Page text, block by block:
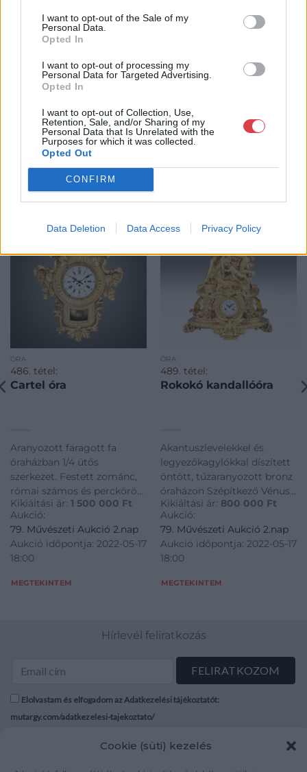
I want to opt-out of the Sale of my
Personal Data.
Opted In
I want to opt-out of processing my
Personal Data for Targeted Advertising.
Opted In
I want to opt-out of Collection, Use,
Retention, Sale, and/or Sharing of my
Personal Data that Is Unrelated with the
Purposes for which it was collected.
Opted Out
CONFIRM
Data Deletion Data Access Privacy Policy
Cookie (süti) kezelés
felkészült munkatársai a hét hat napján állnak a műtárgyat
eladni, vagy venni kívánók rendelkezésére.
GALÉRIA TOVÁBBI MŰTÁRGYAI
KAPCSOLÓDÓ MŰTÁRGYAK
ÓRA
486. tétel:
Cartel óra
Aranyozott faragott fa
óraházban 1/4 ütős
szerkezet. Festett zománc,
római számos és perckörös
számlapppal.
Csapágylemezen jelzett:
„Leonhardt Meyer Wienn”.
Működőképes, felújított
szerkezet. Osztrák, 1780
Kikiáltási ár: 1 500 000 Ft
Aukció:
79. Művészeti Aukció 2.nap
Aukció időpontja: 2022-05-17
18:00
MEGTEKINTEM
ÓRA
489. tétel:
Rokokó kandallóóra
Akantuszlevelekkel és
legyezőkagylókkal díszített
öntött, tűzaranyozott bronz
óraházon Szépítkező Vénusz
és kísérete jelenet. Modellőr:
Louis-Simon Boizot (1743-
1809) francia szobrász, aki
1773-tól 1800-ig a Sevrés-i
porcelángyár bisquit
Kikiáltási ár: 800 000 Ft
Aukció:
79. Művészeti Aukció 2.nap
Aukció időpontja: 2022-05-17
18:00
MEGTEKINTEM
Hírlevél feliratkozás
Elolvastam és elfogadom az Adatkezelési tájékoztatót:
mutargy.com/adatkezelesi-tajekoztato/
Médiaajánlat
Áraink
ÁSZF